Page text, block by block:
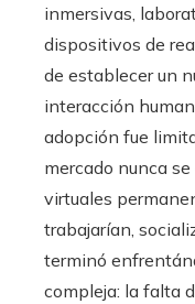
inmersivas,
dispositivos de
de establecer un
interacción
adopción fue
mercado nunca
virtuales
trabajarían,
terminó
compleja: la falta